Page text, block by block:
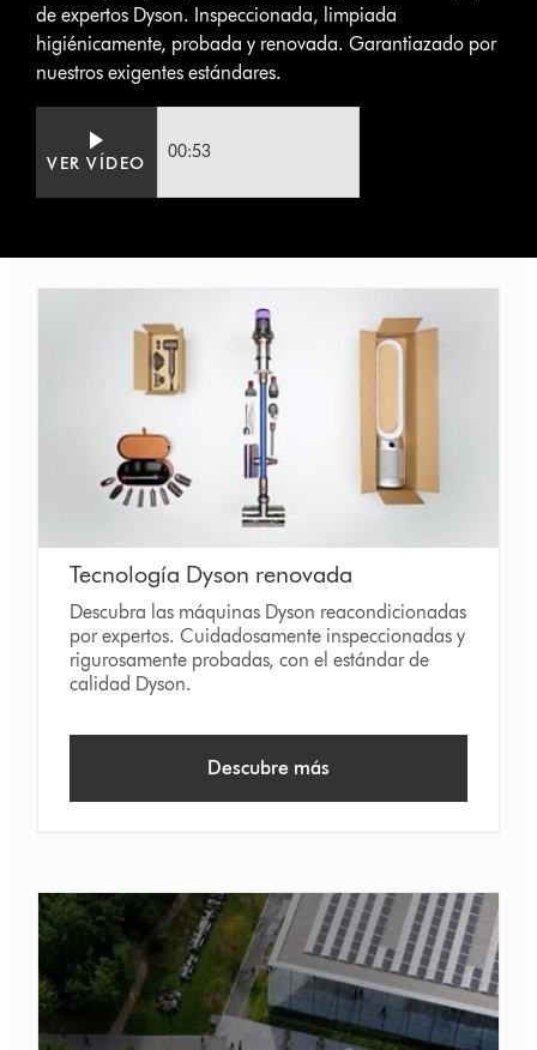
de expertos Dyson. Inspeccionada, limpiada
higiénicamente, probada y renovada. Garantiazado por
nuestros exigentes estándares.
Transcript
transcripción
de
vídeo
VER VÍDEO
00:53
Tecnología Dyson renovada
Descubra las máquinas Dyson reacondicionadas
por expertos. Cuidadosamente inspeccionadas y
rigurosamente probadas, con el estándar de
calidad Dyson.
Descubre más